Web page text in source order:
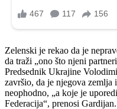
Zelenski je rekao da je
da traži „ono što njeni
Predsednik Ukrajine
završio, da je njegova
neophodno, „a koje je
Federacija“, prenosi Gardijan.